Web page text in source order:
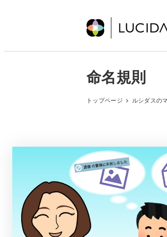
コ
命名規則
トップページ ルシダスの